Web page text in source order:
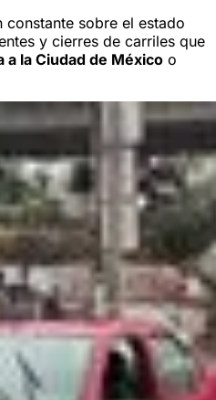
constante sobre el estado
y cierres de carriles que
la Ciudad de México o